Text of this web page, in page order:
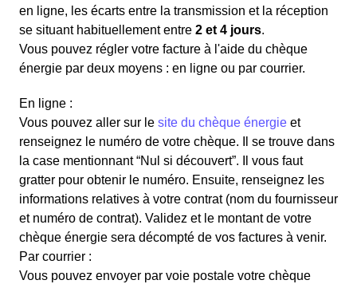
en ligne, les écarts entre la transmission et la réception
se situant habituellement entre 2 et 4 jours.
Vous pouvez régler votre facture à l'aide du chèque
énergie par deux moyens : en ligne ou par courrier.
En ligne :
Vous pouvez aller sur le site du chèque énergie et
renseignez le numéro de votre chèque. Il se trouve dans
la case mentionnant “Nul si découvert”. Il vous faut
gratter pour obtenir le numéro. Ensuite, renseignez les
informations relatives à votre contrat (nom du fournisseur
et numéro de contrat). Validez et le montant de votre
chèque énergie sera décompté de vos factures à venir.
Par courrier :
Vous pouvez envoyer par voie postale votre chèque